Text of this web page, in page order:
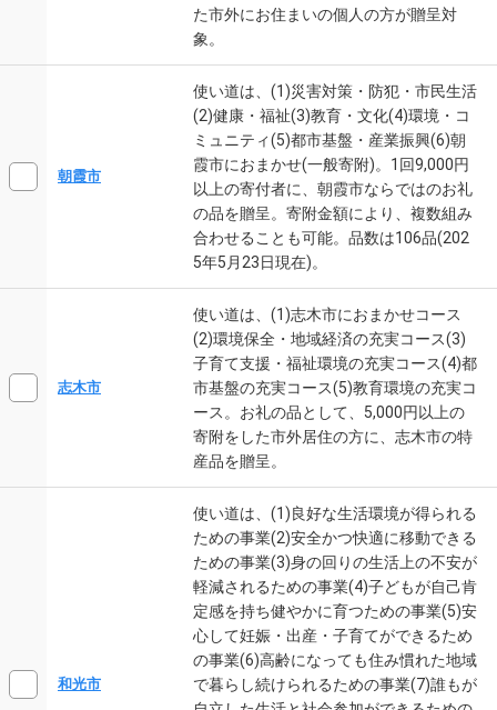
た市外にお住まいの個人の方が贈呈対
象。
朝霞市
使い道は、(1)災害対策・防犯・市民生活
(2)健康・福祉(3)教育・文化(4)環境・コ
ミュニティ(5)都市基盤・産業振興(6)朝
霞市におまかせ(一般寄附)。1回9,000円
以上の寄付者に、朝霞市ならではのお礼
の品を贈呈。寄附金額により、複数組み
合わせることも可能。品数は106品(202
5年5月23日現在)。
志木市
使い道は、(1)志木市におまかせコース
(2)環境保全・地域経済の充実コース(3)
子育て支援・福祉環境の充実コース(4)都
市基盤の充実コース(5)教育環境の充実コ
ース。お礼の品として、5,000円以上の
寄附をした市外居住の方に、志木市の特
産品を贈呈。
和光市
使い道は、(1)良好な生活環境が得られる
ための事業(2)安全かつ快適に移動できる
ための事業(3)身の回りの生活上の不安が
軽減されるための事業(4)子どもが自己肯
定感を持ち健やかに育つための事業(5)安
心して妊娠・出産・子育てができるため
の事業(6)高齢になっても住み慣れた地域
で暮らし続けられるための事業(7)誰もが